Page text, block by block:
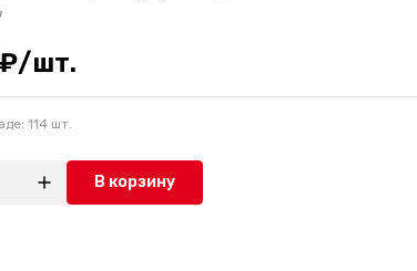
₽/шт.
114 шт.
В корзину